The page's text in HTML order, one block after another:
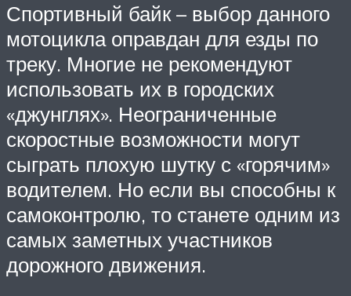
Спортивный байк – выбор данного
мотоцикла оправдан для езды по
треку. Многие не рекомендуют
использовать их в городских
«джунглях». Неограниченные
скоростные возможности могут
сыграть плохую шутку с «горячим»
водителем. Но если вы способны к
самоконтролю, то станете одним из
самых заметных участников
дорожного движения.